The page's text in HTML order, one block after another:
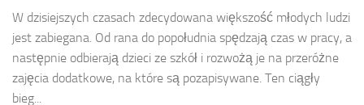
W dzisiejszych czasach zdecydowana większość młodych ludzi
jest zabiegana. Od rana do popołudnia spędzają czas w pracy, a
następnie odbierają dzieci ze szkół i rozwożą je na przeróżne
zajęcia dodatkowe, na które są pozapisywane. Ten ciągły
bieg...